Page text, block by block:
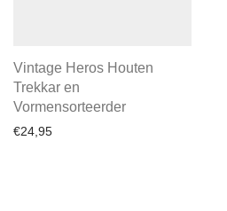
Vintage Heros Houten
Trekkar en
Vormensorteerder
€24,95